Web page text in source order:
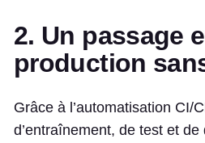
2. Un passage
production
Grâce à l’automatisation CI/
d’entraînement, de test et